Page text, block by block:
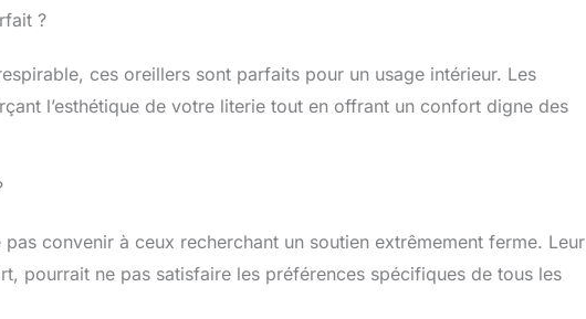
?
ces oreillers sont parfaits pour un usage intérieur. Les
l’esthétique de votre literie tout en offrant un confort digne des
convenir à ceux recherchant un soutien extrêmement ferme. Leur
pourrait ne pas satisfaire les préférences spécifiques de tous les